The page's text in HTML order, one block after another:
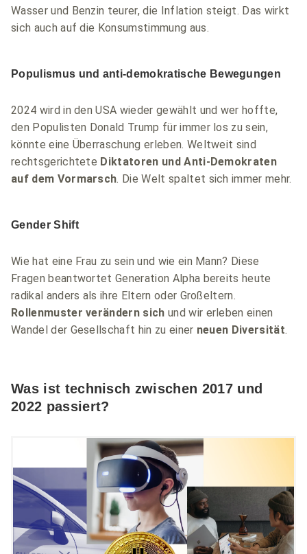
Wasser und Benzin teurer, die Inflation steigt. Das wirkt
sich auch auf die Konsumstimmung aus.
Populismus und anti-demokratische Bewegungen
2024 wird in den USA wieder gewählt und wer hoffte,
den Populisten Donald Trump für immer los zu sein,
könnte eine Überraschung erleben. Weltweit sind
rechtsgerichtete Diktatoren und Anti-Demokraten
auf dem Vormarsch. Die Welt spaltet sich immer mehr.
Gender Shift
Wie hat eine Frau zu sein und wie ein Mann? Diese
Fragen beantwortet Generation Alpha bereits heute
radikal anders als ihre Eltern oder Großeltern.
Rollenmuster verändern sich und wir erleben einen
Wandel der Gesellschaft hin zu einer neuen Diversität.
Was ist technisch zwischen 2017 und
2022 passiert?